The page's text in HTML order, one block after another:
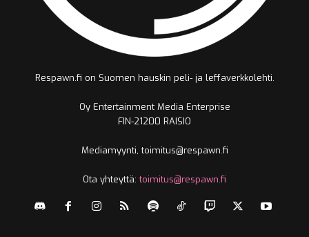
Respawn.fi on Suomen hauskin peli- ja leffaverkkolehti.
Oy Entertainment Media Enterprise
FIN-21200 RAISIO
Mediamyynti, toimitus@respawn.fi
Ota yhteyttä:toimitus@respawn.fi